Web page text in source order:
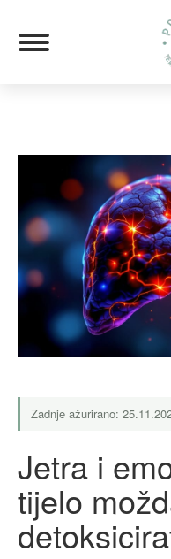
Zadnje ažurirano:
Jetra i
tijelo